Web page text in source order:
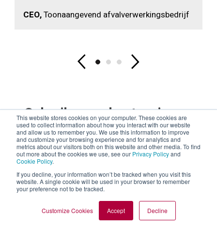
This website stores cookies on your computer. These cookies are
used to collect information about how you interact with our website
and allow us to remember you. We use this information to improve
and customize your browsing experience and for analytics and
metrics about our visitors both on this website and other media. To find
out more about the cookies we use, see our Privacy Policyand
Cookie Policy.
If you decline, your information won’t be tracked when you visit this
website. A single cookie will be used in your browser to remember
your preference not to be tracked.
Customize Cookies Accept Decline
CEO,Toonaangevend afvalverwerkingsbedrijf
Gebruikersondersteuning en
documenten
G8 persoonlijke gasdetector:
productbrochure
BEZOEK DE
ONDERPANDBIBLIOTHEEK